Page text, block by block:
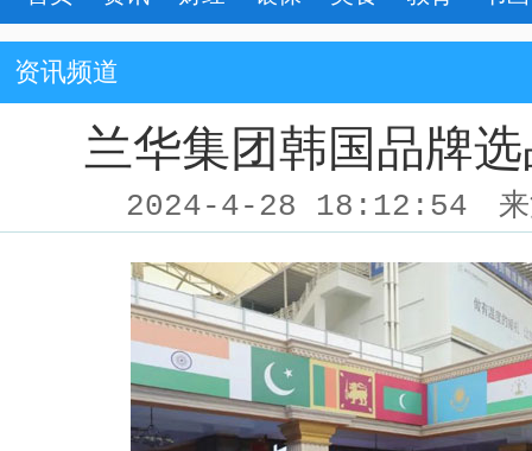
资讯频道
兰华集团韩国品牌
2024-4-28 18:12:54